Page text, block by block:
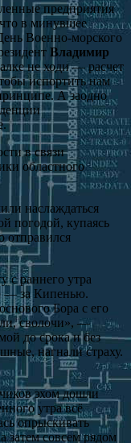
предприятия
в минувшее
Военно-морского
Владимир
не ходи — расчет
испортить нам
А заодно
в связи
областного
наслаждаться
погодой, купаясь
отправился
с раннего утра
— за Кипенью.
Бора с его
сволочи», —
до срока и без
нагнали страху.
эхом дошли
утра всё
опрыскивать
затем совсем рядом